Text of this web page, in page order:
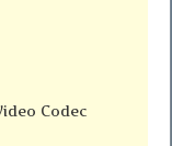
Codec